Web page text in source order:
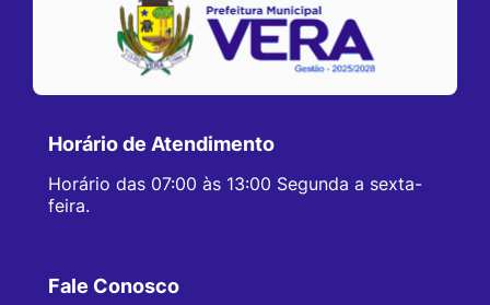
Horário de Atendimento
Horário das 07:00 às 13:00 Segunda a sexta-
feira.
Fale Conosco